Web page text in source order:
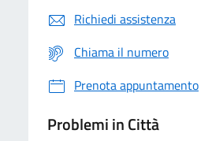
Richiedi assistenza
Chiama il numero
Prenota appuntamento
Problemi in Città